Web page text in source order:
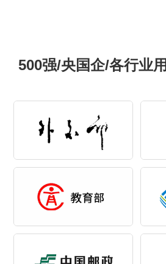
500强/央国企/各行业